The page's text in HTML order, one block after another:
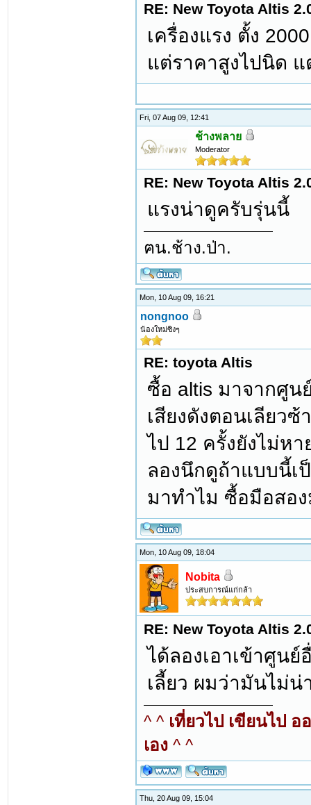
RE: New Toyota Altis
เครื่องแรง ตั้ง
แต่ราคาสูงไปนิด แ
Fri, 07 Aug 09, 12:41
ช้างพลาย
Moderator
RE: New Toyota Altis
แรงน่าดูครับรุ่นนี้
ฅน.ช้าง.ป่า.
Mon, 10 Aug 09, 16:21
nongnoo
น้องใหม่ซิงๆ
RE: toyota Altis
ซื้อ altis มาจากศูน
เสียงดังตอนเลียว
ไป 12 ครั้งยังไม่ห
ลองนึกดูถ้าแบบนี้เ
มาทำไม ซื้อมือสอ
Mon, 10 Aug 09, 18:04
Nobita
ประสบการณ์แก่กล้า
RE: New Toyota Altis
ได้ลองเอาเข้าศูน
เลี้ยว ผมว่ามันไม่น่
^ ^ เที่ยวไป เขียนไป
เอง ^ ^
Thu, 20 Aug 09, 15:04